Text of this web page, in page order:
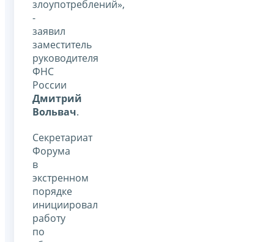
злоупотреблений»,
-
заявил
заместитель
руководителя
ФНС
России
Дмитрий
Вольвач.
Секретариат
Форума
в
экстренном
порядке
инициировал
работу
по